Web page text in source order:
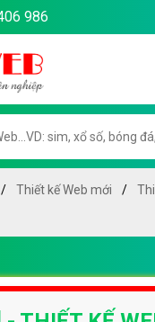
986
Thiết kế Web mới